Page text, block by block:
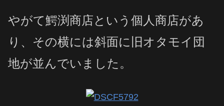
やがて鰐渕商店という個人商店があ
り、その横には斜面に旧オタモイ団
地が並んでいました 。